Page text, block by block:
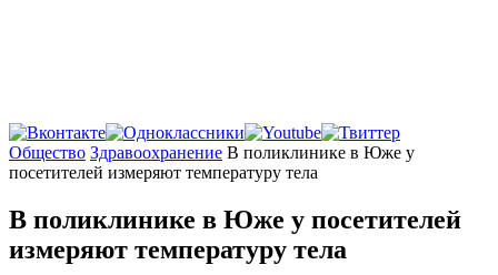
Главная
Общество Здравоохранение В поликлинике в Юже у
посетителей измеряют температуру тела
В поликлинике в Юже у посетителей
измеряют температуру тела